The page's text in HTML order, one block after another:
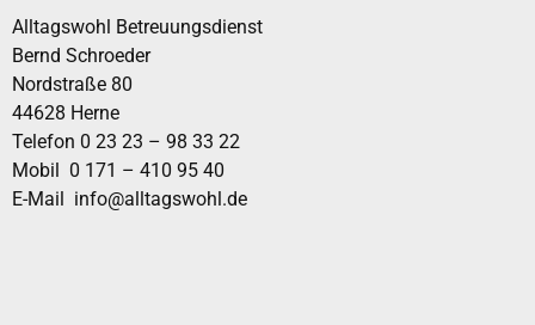
Alltagswohl Betreuungsdienst
Bernd Schroeder
Nordstraße 80
44628 Herne
Telefon 0 23 23 – 98 33 22
Mobil 0 171 – 410 95 40
E-Mail info@alltagswohl.de